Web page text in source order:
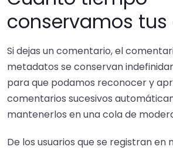
conservamos
Si dejas un comentario, el
metadatos se conservan
para que podamos reconocer y
comentarios sucesivos
mantenerlos en una cola de
De los usuarios que se registran en